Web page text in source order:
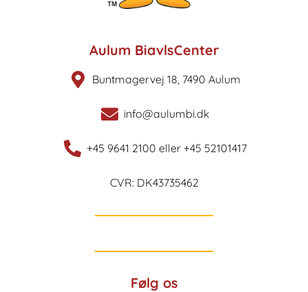
Aulum BiavlsCenter
Buntmagervej 18, 7490 Aulum
info@aulumbi.dk
+45 9641 2100 eller +45 52101417
CVR: DK43735462
Følg os